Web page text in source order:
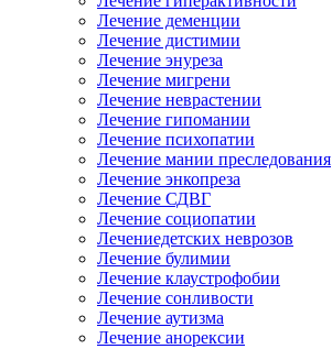
Лечение деменции
Лечение дистимии
Лечение энуреза
Лечение мигрени
Лечение неврастении
Лечение гипомании
Лечение психопатии
Лечение мании преследования
Лечение энкопреза
Лечение СДВГ
Лечение социопатии
Лечениедетских неврозов
Лечение булимии
Лечение клаустрофобии
Лечение сонливости
Лечение аутизма
Лечение анорексии